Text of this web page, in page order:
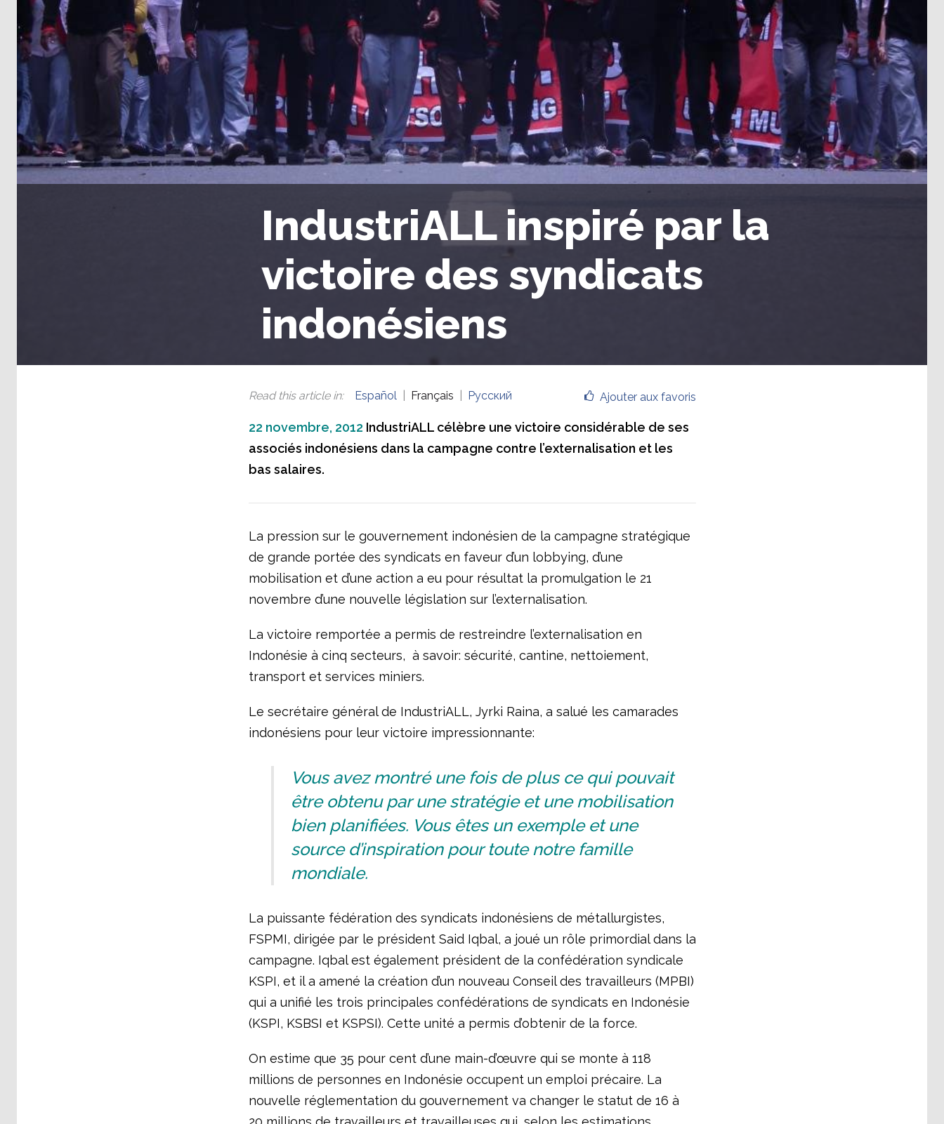
IndustriALL inspiré par la
victoire des syndicats
indonésiens
Ajouter aux favoris
Read this article in: Español Français Русский
22 novembre, 2012 IndustriALL célèbre une victoire considérable de ses
associés indonésiens dans la campagne contre l’externalisation et les
bas salaires.
La pression sur le gouvernement indonésien de la campagne stratégique
de grande portée des syndicats en faveur d’un lobbying, d’une
mobilisation et d’une action a eu pour résultat la promulgation le 21
novembre d’une nouvelle législation sur l’externalisation.
La victoire remportée a permis de restreindre l’externalisation en
Indonésie à cinq secteurs, à savoir: sécurité, cantine, nettoiement,
transport et services miniers.
Le secrétaire général de IndustriALL, Jyrki Raina, a salué les camarades
indonésiens pour leur victoire impressionnante:
Vous avez montré une fois de plus ce qui pouvait
être obtenu par une stratégie et une mobilisation
bien planifiées. Vous êtes un exemple et une
source d’inspiration pour toute notre famille
mondiale.
La puissante fédération des syndicats indonésiens de métallurgistes,
FSPMI, dirigée par le président Said Iqbal, a joué un rôle primordial dans la
campagne. Iqbal est également président de la confédération syndicale
KSPI, et il a amené la création d’un nouveau Conseil des travailleurs (MPBI)
qui a unifié les trois principales confédérations de syndicats en Indonésie
(KSPI, KSBSI et KSPSI). Cette unité a permis d’obtenir de la force.
On estime que 35 pour cent d’une main-d’œuvre qui se monte à 118
millions de personnes en Indonésie occupent un emploi précaire. La
nouvelle réglementation du gouvernement va changer le statut de 16 à